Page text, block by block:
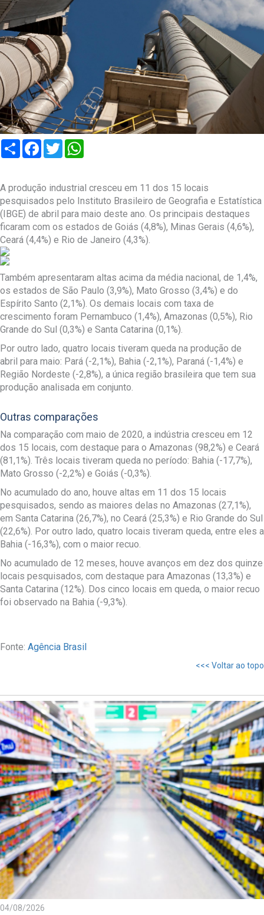
Compartilhar
Facebook
Twitter
A produção industrial cresceu em 11 dos 15 locais
pesquisados pelo Instituto Brasileiro de Geografia e Estatística
(IBGE) de abril para maio deste ano. Os principais destaques
ficaram com os estados de Goiás (4,8%), Minas Gerais (4,6%),
Ceará (4,4%) e Rio de Janeiro (4,3%).
Também apresentaram altas acima da média nacional, de 1,4%,
os estados de São Paulo (3,9%), Mato Grosso (3,4%) e do
Espírito Santo (2,1%). Os demais locais com taxa de
crescimento foram Pernambuco (1,4%), Amazonas (0,5%), Rio
Grande do Sul (0,3%) e Santa Catarina (0,1%).
Por outro lado, quatro locais tiveram queda na produção de
abril para maio: Pará (-2,1%), Bahia (-2,1%), Paraná (-1,4%) e
Região Nordeste (-2,8%), a única região brasileira que tem sua
produção analisada em conjunto.
Outras comparações
Na comparação com maio de 2020, a indústria cresceu em 12
dos 15 locais, com destaque para o Amazonas (98,2%) e Ceará
(81,1%). Três locais tiveram queda no período: Bahia (-17,7%),
Mato Grosso (-2,2%) e Goiás (-0,3%).
No acumulado do ano, houve altas em 11 dos 15 locais
pesquisados, sendo as maiores delas no Amazonas (27,1%),
em Santa Catarina (26,7%), no Ceará (25,3%) e Rio Grande do Sul
(22,6%). Por outro lado, quatro locais tiveram queda, entre eles a
Bahia (-16,3%), com o maior recuo.
No acumulado de 12 meses, houve avanços em dez dos quinze
locais pesquisados, com destaque para Amazonas (13,3%) e
Santa Catarina (12%). Dos cinco locais em queda, o maior recuo
foi observado na Bahia (-9,3%).
Fonte: Agência Brasil
<<< Voltar ao topo
04/08/2026